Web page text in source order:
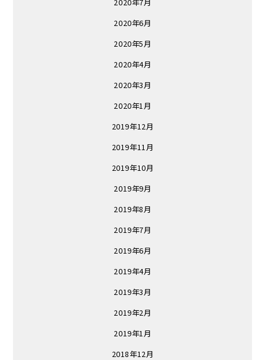
2020年6月
2020年5月
2020年4月
2020年3月
2020年1月
2019年12月
2019年11月
2019年10月
2019年9月
2019年8月
2019年7月
2019年6月
2019年4月
2019年3月
2019年2月
2019年1月
2018年12月